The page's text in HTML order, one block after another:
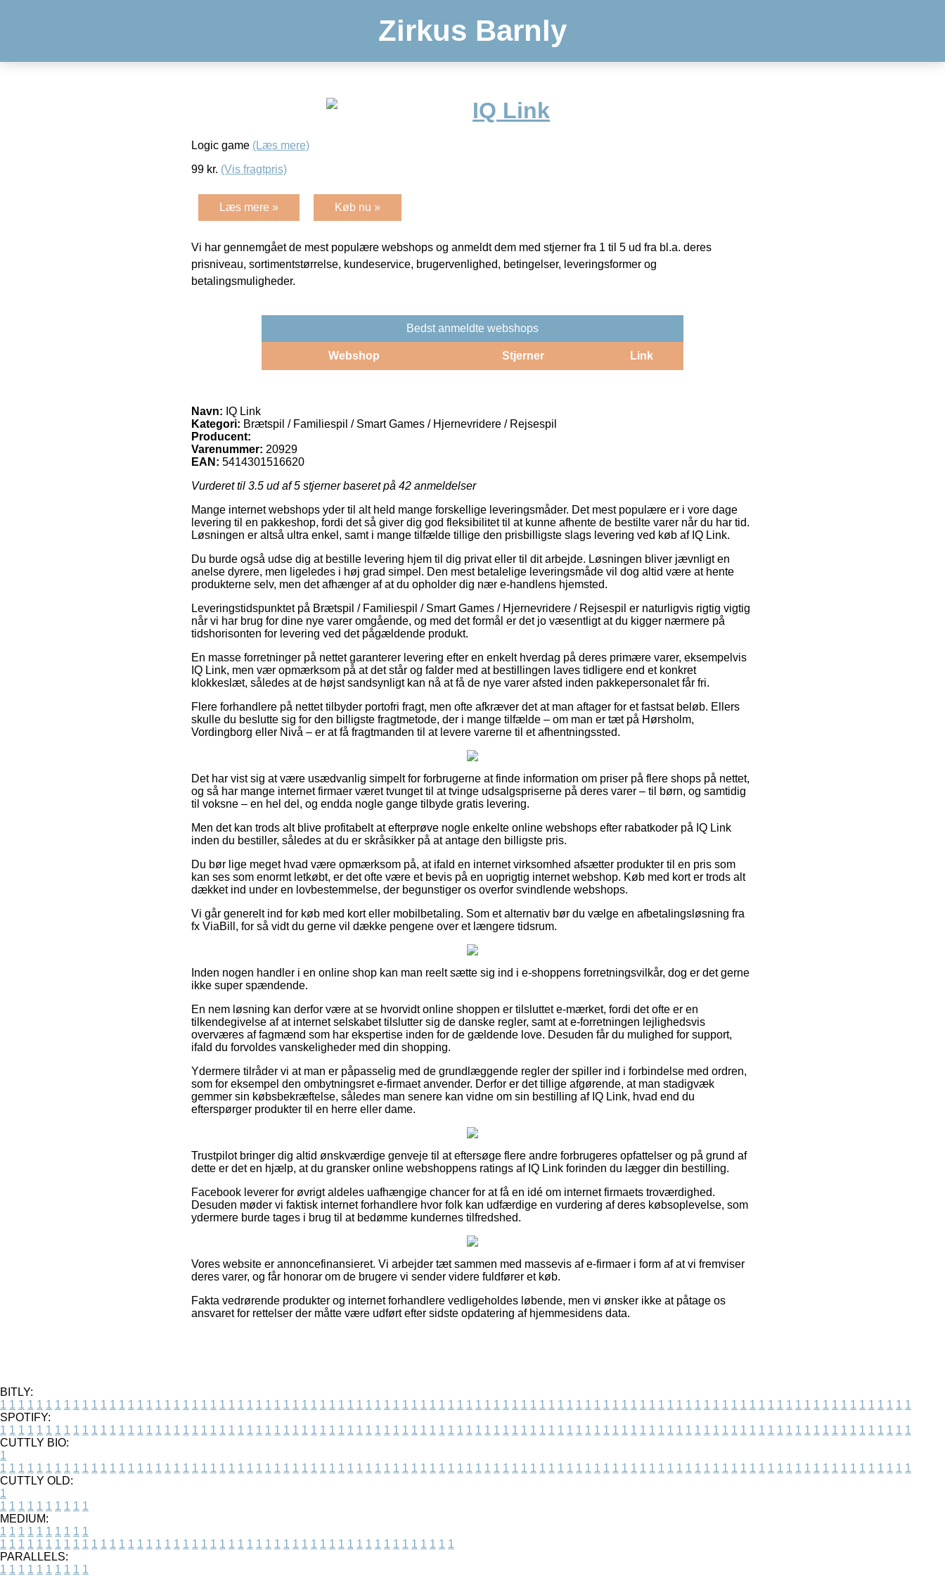
Zirkus Barnly
IQ Link
Logic game (Læs mere)
99 kr. (Vis fragtpris)
Læs mere » Køb nu »
Vi har gennemgået de mest populære webshops og anmeldt dem med stjerner fra 1 til 5 ud fra bl.a. deres
prisniveau, sortimentstørrelse, kundeservice, brugervenlighed, betingelser, leveringsformer og
betalingsmuligheder.
Bedst anmeldte webshops
Webshop Stjerner Link
Navn: IQ Link
Kategori: Brætspil / Familiespil / Smart Games / Hjernevridere / Rejsespil
Producent:
Varenummer: 20929
EAN: 5414301516620
Vurderet til 3.5 ud af 5 stjerner baseret på 42 anmeldelser
Mange internet webshops yder til alt held mange forskellige leveringsmåder. Det mest populære er i vore dage
levering til en pakkeshop, fordi det så giver dig god fleksibilitet til at kunne afhente de bestilte varer når du har tid.
Løsningen er altså ultra enkel, samt i mange tilfælde tillige den prisbilligste slags levering ved køb af IQ Link.
Du burde også udse dig at bestille levering hjem til dig privat eller til dit arbejde. Løsningen bliver jævnligt en
anelse dyrere, men ligeledes i høj grad simpel. Den mest betalelige leveringsmåde vil dog altid være at hente
produkterne selv, men det afhænger af at du opholder dig nær e-handlens hjemsted.
Leveringstidspunktet på Brætspil / Familiespil / Smart Games / Hjernevridere / Rejsespil er naturligvis rigtig vigtig
når vi har brug for dine nye varer omgående, og med det formål er det jo væsentligt at du kigger nærmere på
tidshorisonten for levering ved det pågældende produkt.
En masse forretninger på nettet garanterer levering efter en enkelt hverdag på deres primære varer, eksempelvis
IQ Link, men vær opmærksom på at det står og falder med at bestillingen laves tidligere end et konkret
klokkeslæt, således at de højst sandsynligt kan nå at få de nye varer afsted inden pakkepersonalet får fri.
Flere forhandlere på nettet tilbyder portofri fragt, men ofte afkræver det at man aftager for et fastsat beløb. Ellers
skulle du beslutte sig for den billigste fragtmetode, der i mange tilfælde – om man er tæt på Hørsholm,
Vordingborg eller Nivå – er at få fragtmanden til at levere varerne til et afhentningssted.
Det har vist sig at være usædvanlig simpelt for forbrugerne at finde information om priser på flere shops på nettet,
og så har mange internet firmaer været tvunget til at tvinge udsalgspriserne på deres varer – til børn, og samtidig
til voksne – en hel del, og endda nogle gange tilbyde gratis levering.
Men det kan trods alt blive profitabelt at efterprøve nogle enkelte online webshops efter rabatkoder på IQ Link
inden du bestiller, således at du er skråsikker på at antage den billigste pris.
Du bør lige meget hvad være opmærksom på, at ifald en internet virksomhed afsætter produkter til en pris som
kan ses som enormt letkøbt, er det ofte være et bevis på en uoprigtig internet webshop. Køb med kort er trods alt
dækket ind under en lovbestemmelse, der begunstiger os overfor svindlende webshops.
Vi går generelt ind for køb med kort eller mobilbetaling. Som et alternativ bør du vælge en afbetalingsløsning fra
fx ViaBill, for så vidt du gerne vil dække pengene over et længere tidsrum.
Inden nogen handler i en online shop kan man reelt sætte sig ind i e-shoppens forretningsvilkår, dog er det gerne
ikke super spændende.
En nem løsning kan derfor være at se hvorvidt online shoppen er tilsluttet e-mærket, fordi det ofte er en
tilkendegivelse af at internet selskabet tilslutter sig de danske regler, samt at e-forretningen lejlighedsvis
overværes af fagmænd som har ekspertise inden for de gældende love. Desuden får du mulighed for support,
ifald du forvoldes vanskeligheder med din shopping.
Ydermere tilråder vi at man er påpasselig med de grundlæggende regler der spiller ind i forbindelse med ordren,
som for eksempel den ombytningsret e-firmaet anvender. Derfor er det tillige afgørende, at man stadigvæk
gemmer sin købsbekræftelse, således man senere kan vidne om sin bestilling af IQ Link, hvad end du
efterspørger produkter til en herre eller dame.
Trustpilot bringer dig altid ønskværdige genveje til at eftersøge flere andre forbrugeres opfattelser og på grund af
dette er det en hjælp, at du gransker online webshoppens ratings af IQ Link forinden du lægger din bestilling.
Facebook leverer for øvrigt aldeles uafhængige chancer for at få en idé om internet firmaets troværdighed.
Desuden møder vi faktisk internet forhandlere hvor folk kan udfærdige en vurdering af deres købsoplevelse, som
ydermere burde tages i brug til at bedømme kundernes tilfredshed.
Vores website er annoncefinansieret. Vi arbejder tæt sammen med massevis af e-firmaer i form af at vi fremviser
deres varer, og får honorar om de brugere vi sender videre fuldfører et køb.
Fakta vedrørende produkter og internet forhandlere vedligeholdes løbende, men vi ønsker ikke at påtage os
ansvaret for rettelser der måtte være udført efter sidste opdatering af hjemmesidens data.
BITLY:
1 1 1 1 1 1 1 1 1 1 1 1 1 1 1 1 1 1 1 1 1 1 1 1 1 1 1 1 1 1 1 1 1 1 1 1 1 1 1 1 1 1 1 1 1 1 1 1 1 1 1 1 1 1 1 1 1 1 1 1 1 1 1 1 1 1 1 1 1 1 1 1 1 1 1 1 1 1 1 1 1 1 1 1 1 1 1 1 1 1 1 1 1 1 1 1 1 1 1 1
SPOTIFY:
1 1 1 1 1 1 1 1 1 1 1 1 1 1 1 1 1 1 1 1 1 1 1 1 1 1 1 1 1 1 1 1 1 1 1 1 1 1 1 1 1 1 1 1 1 1 1 1 1 1 1 1 1 1 1 1 1 1 1 1 1 1 1 1 1 1 1 1 1 1 1 1 1 1 1 1 1 1 1 1 1 1 1 1 1 1 1 1 1 1 1 1 1 1 1 1 1 1 1 1
CUTTLY BIO:
1
1 1 1 1 1 1 1 1 1 1 1 1 1 1 1 1 1 1 1 1 1 1 1 1 1 1 1 1 1 1 1 1 1 1 1 1 1 1 1 1 1 1 1 1 1 1 1 1 1 1 1 1 1 1 1 1 1 1 1 1 1 1 1 1 1 1 1 1 1 1 1 1 1 1 1 1 1 1 1 1 1 1 1 1 1 1 1 1 1 1 1 1 1 1 1 1 1 1 1 1
CUTTLY OLD:
1
1 1 1 1 1 1 1 1 1 1
MEDIUM:
1 1 1 1 1 1 1 1 1 1
1 1 1 1 1 1 1 1 1 1 1 1 1 1 1 1 1 1 1 1 1 1 1 1 1 1 1 1 1 1 1 1 1 1 1 1 1 1 1 1 1 1 1 1 1 1 1 1 1 1
PARALLELS:
1 1 1 1 1 1 1 1 1 1